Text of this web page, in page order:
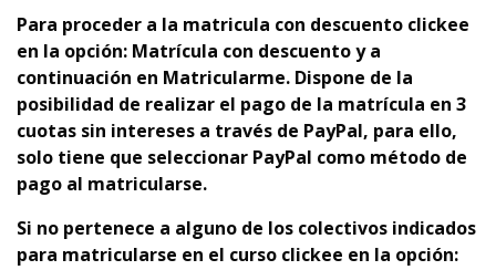
Para proceder a la matricula con descuento clickee
en la opción: Matrícula con descuento y a
continuación en Matricularme. Dispone de la
posibilidad de realizar el pago de la matrícula en 3
cuotas sin intereses a través de PayPal, para ello,
solo tiene que seleccionar PayPal como método de
pago al matricularse.
Si no pertenece a alguno de los colectivos indicados
para matricularse en el curso clickee en la opción: